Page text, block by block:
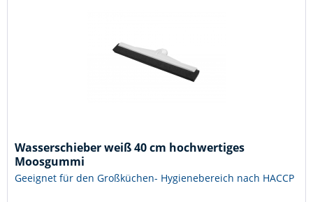
Wasserschieber weiß 40 cm hochwertiges
Moosgummi
Geeignet für den Großküchen- Hygienebereich nach HACCP